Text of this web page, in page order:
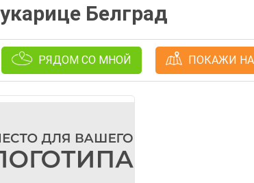
Белград
РЯДОМ СО МНОЙ ПОКАЖИ